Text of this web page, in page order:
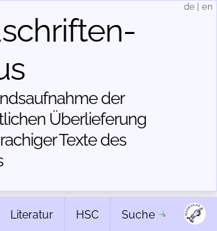
der
Über­lieferung
Texte des
de en
Literatur HSC Suche